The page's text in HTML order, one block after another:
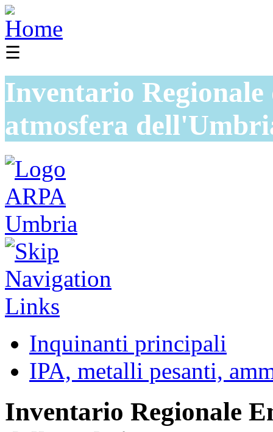
☰
Inventario
atmosfera
Inquinanti principali
IPA, metalli pesanti,
Inventario Regionale